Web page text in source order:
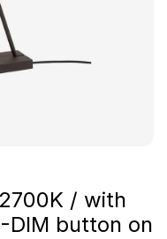
/ with
DIM button on